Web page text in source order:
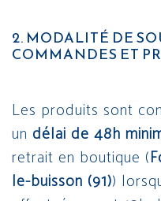
2. MODALITÉ DE
COMMANDES ET
Les produits sont
un délai de 48h
retrait en boutique (
le-buisson (91))